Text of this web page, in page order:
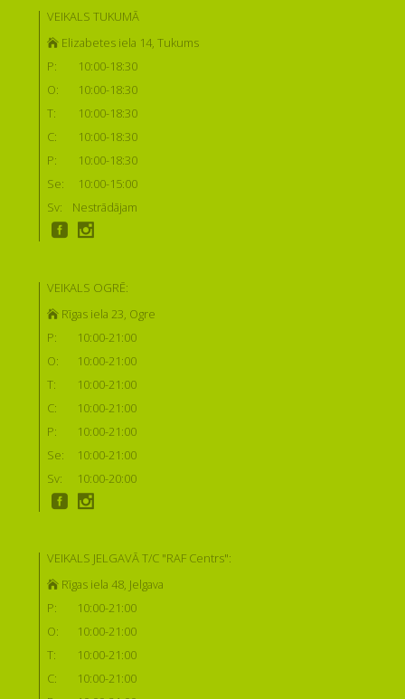
VEIKALS TUKUMĀ
Elizabetes iela 14, Tukums
P:
10:00-18:30
O:
10:00-18:30
T:
10:00-18:30
C:
10:00-18:30
P:
10:00-18:30
Se:
10:00-15:00
Sv:
Nestrādājam
VEIKALS OGRĒ:
Rīgas iela 23, Ogre
P:
10:00-21:00
O:
10:00-21:00
T:
10:00-21:00
C:
10:00-21:00
P:
10:00-21:00
Se:
10:00-21:00
Sv:
10:00-20:00
VEIKALS JELGAVĀ T/C "RAF Centrs":
Rīgas iela 48, Jelgava
P:
10:00-21:00
O:
10:00-21:00
T:
10:00-21:00
C:
10:00-21:00